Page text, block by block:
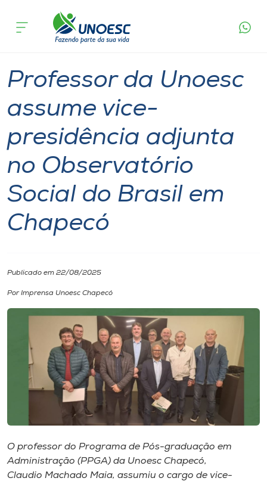
Cursos
Atendimento ao Estudante
Portal de Ensino
Unoesc
I.nova
Diplomados
Cultura
Editora
acontece
Chapecó
Pesquisa
Professor da Unoesc
assume vice-
presidência adjunta
no Observatório
Social do Brasil em
Chapecó
Publicado em 22/08/2025
Por Imprensa Unoesc Chapecó
O professor do Programa de Pós-graduação em
Administração (PPGA) da Unoesc Chapecó,
Claudio Machado Maia, assumiu o cargo de vice-